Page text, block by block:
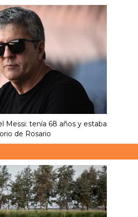
Messi: tenía 68 años y estaba
de Rosario